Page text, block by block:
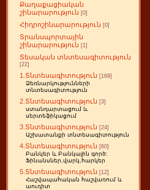
Քաղաքացիական
շինարարություն [0]
Հիդրոշինարարություն [0]
Տրանսպորտային
շինարարություն [1]
Տեսական տնտեսագիտություն
[22]
1.Տնտեսագիտություն [169]
Ձեռնարկությունների
տնտեսագիտություն
2.Տնտեսագիտություն [3]
ստանդարտացում և
սերտեֆիկացում
3.Տնտեսագիտություն [24]
Աշխատանքի տնտեսագիտություն
4.Տնտեսագիտություն [60]
Բանկեր և Բանկային գործ:
Ֆինանսներ,վարկ,հարկեր
5.Տնտեսագիտություն [12]
Հաշվապահական հաշվառում և
աուդիտ